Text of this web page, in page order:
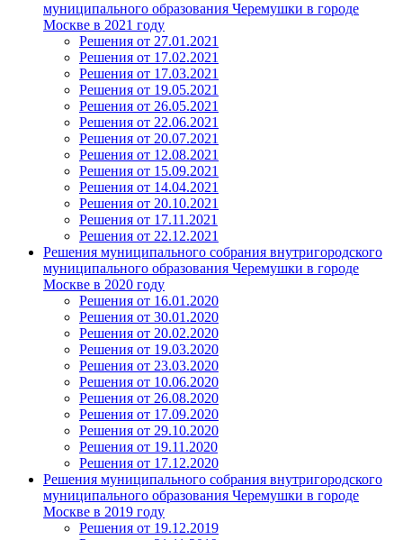
муниципального образования Черемушки в городе
Москве в 2021 году
Решения от 27.01.2021
Решения от 17.02.2021
Решения от 17.03.2021
Решения от 19.05.2021
Решения от 26.05.2021
Решения от 22.06.2021
Решения от 20.07.2021
Решения от 12.08.2021
Решения от 15.09.2021
Решения от 14.04.2021
Решения от 20.10.2021
Решения от 17.11.2021
Решения от 22.12.2021
Решения муниципального собрания внутригородского
муниципального образования Черемушки в городе
Москве в 2020 году
Решения от 16.01.2020
Решения от 30.01.2020
Решения от 20.02.2020
Решения от 19.03.2020
Решения от 23.03.2020
Решения от 10.06.2020
Решения от 26.08.2020
Решения от 17.09.2020
Решения от 29.10.2020
Решения от 19.11.2020
Решения от 17.12.2020
Решения муниципального собрания внутригородского
муниципального образования Черемушки в городе
Москве в 2019 году
Решения от 19.12.2019